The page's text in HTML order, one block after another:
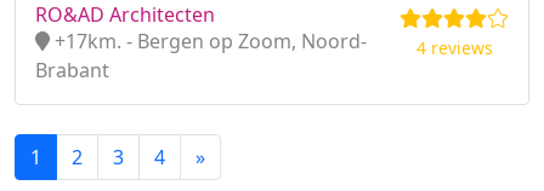
RO&AD Architecten
+17km. - Bergen op Zoom, Noord-
Brabant
4 reviews
1 2 3 4 »